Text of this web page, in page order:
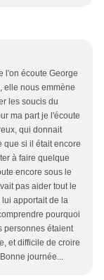
l'on écoute George
elle nous emmène
les soucis du
ma part je l'écoute
qui donnait
que si il était encore
à faire quelque
encore sous le
pas aider tout le
apportait de la
pourquoi
personnes étaient
et difficile de croire
journée...